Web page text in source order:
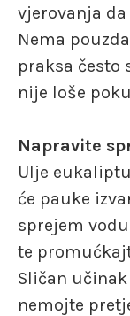
vjerovanja
Nema
praksa često
nije loše
Napravite
Ulje
će pauke
sprejem
te
Sličan
nemojte